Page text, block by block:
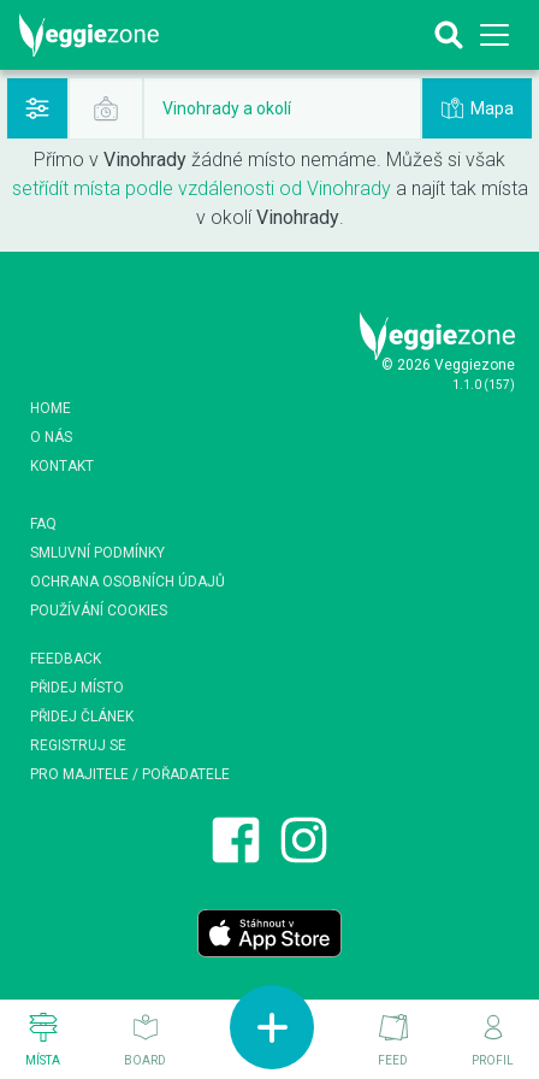
Vinohrady a okolí Mapa
Přímo v Vinohrady žádné místo nemáme. Můžeš si však
setřídít místa podle vzdálenosti od Vinohradya najít tak místa
v okolíVinohrady.
© 2026 Veggiezone
1.1.0 (157)
HOME
O NÁS
KONTAKT
FAQ
SMLUVNÍ PODMÍNKY
OCHRANA OSOBNÍCH ÚDAJŮ
POUŽÍVÁNÍ COOKIES
FEEDBACK
PŘIDEJ MÍSTO
PŘIDEJ ČLÁNEK
REGISTRUJ SE
PRO MAJITELE / POŘADATELE
MÍSTA BOARD FEED PROFIL